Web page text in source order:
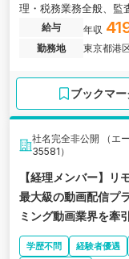
理・税務業務全般、監
ます。給与 年収
勤務地
東京都港
ブックマー
社名完全非公開 （エ
35581）
【経理メンバー】
最大級の動画配信プ
ミング動画業界を牽
学歴不問 経験者優遇